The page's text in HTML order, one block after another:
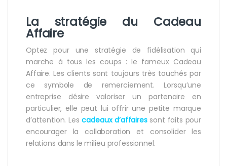
La stratégie du Cadeau
Affaire
Optez pour une stratégie de fidélisation qui
marche à tous les coups : le fameux Cadeau
Affaire. Les clients sont toujours très touchés par
ce symbole de remerciement. Lorsqu’une
entreprise désire valoriser un partenaire en
particulier, elle peut lui offrir une petite marque
d’attention. Lescadeaux d’affairessont faits pour
encourager la collaboration et consolider les
relations dans le milieu professionnel.